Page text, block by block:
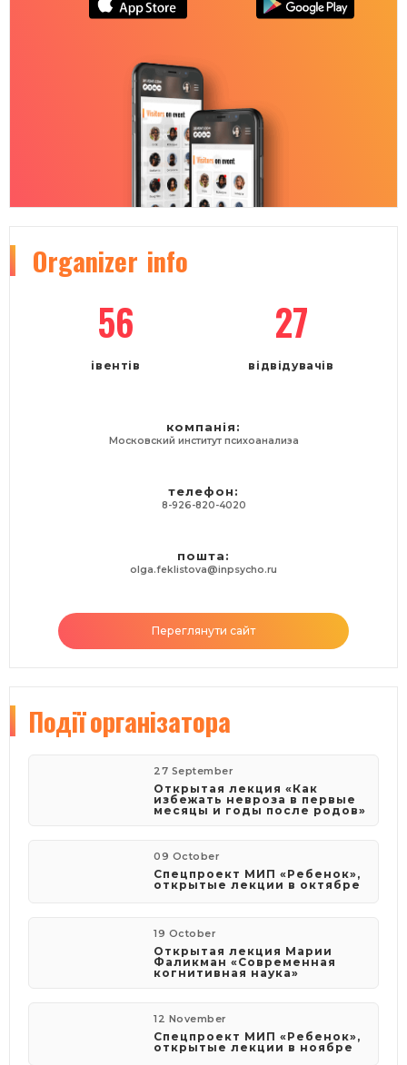
Organizer info
56
івентів
27
відвідувачів
компанія:
Московский институт психоанализа
телефон:
8-926-820-4020
пошта:
olga.feklistova@inpsycho.ru
Переглянути сайт
Подіїорганізатора
27 September
Открытая лекция «Как
избежать невроза в первые
месяцы и годы после родов»
09 October
Спецпроект МИП «Ребенок»,
открытые лекции в октябре
19 October
Открытая лекция Марии
Фаликман «Современная
когнитивная наука»
12 November
Спецпроект МИП «Ребенок»,
открытые лекции в ноябре